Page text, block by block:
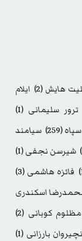
هایش (2)
ایلام
ترور سلیمانی (1)
سپاه(259)
سیامند
شیرسن نجفی(1)
فائزه هاشمی (3)
اسکندری
مظلوم کوبانی (2)
نچیروان بارزانی (1)